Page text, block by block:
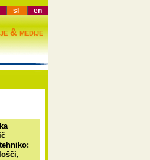
sl en
& medije